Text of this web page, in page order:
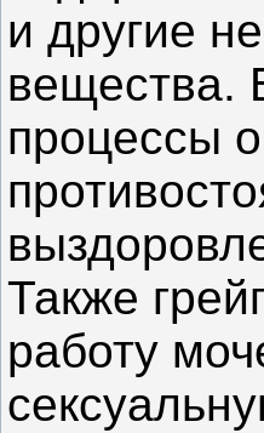
и другие
вещества.
процессы
Также
работу